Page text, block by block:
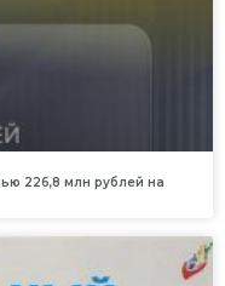
226,8 млн рублей на